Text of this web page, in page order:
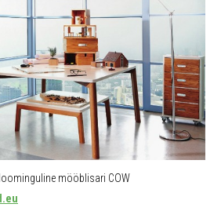
mööblisari COW